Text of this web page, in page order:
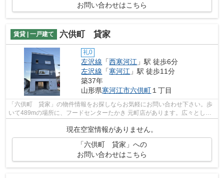
お問い合わせはこちら
賃貸 | 一戸建て 六供町 貸家
礼0
左沢線 「西寒河江 」駅 徒歩6分
左沢線 「寒河江 」駅 徒歩11分
築37年
山形県寒河江市六供町 １丁目
「六供町 貸家」の物件情報をお探しならお気軽にお問い合わせ下さい。歩
いて489mの場所に、フードセンターたかき 元町店があります。広々とした
現在空室情報がありません。
「六供町 貸家」への
お問い合わせはこちら